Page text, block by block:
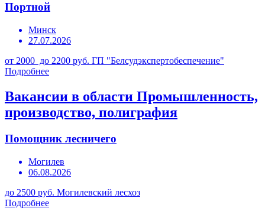
Портной
Минск
27.07.2026
от 2000 до 2200 руб. ГП "Белсудэкспертобеспечение"
Подробнее
Вакансии в области Промышленность,
производство, полиграфия
Помощник лесничего
Могилев
06.08.2026
до 2500 руб. Могилевский лесхоз
Подробнее